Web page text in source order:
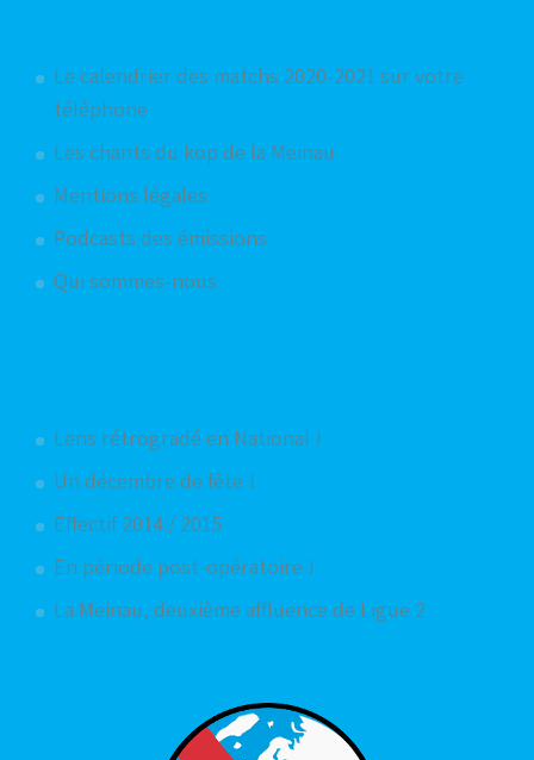
Le calendrier des matchs 2020-2021 sur votre
téléphone
Les chants du kop de la Meinau
Mentions légales
Podcasts des émissions
Qui sommes-nous
Lens rétrogradé en National !
Un décembre de fête !
Effectif 2014 / 2015
En période post-opératoire !
La Meinau, deuxième affluence de Ligue 2